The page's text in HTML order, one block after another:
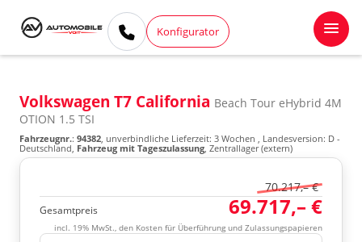
Konfigurator
Volkswagen T7 California Beach Tour eHybrid 4M
OTION 1.5 TSI
Fahrzeugnr.: 94382, unverbindliche Lieferzeit: 3 Wochen , Landesversion: D -
Deutschland, Fahrzeug mit Tageszulassung, Zentrallager (extern)
70.217,– €
Gesamtpreis 69.717,– €
incl. 19% MwSt., den Kosten für Überführung und Zulassungspapieren